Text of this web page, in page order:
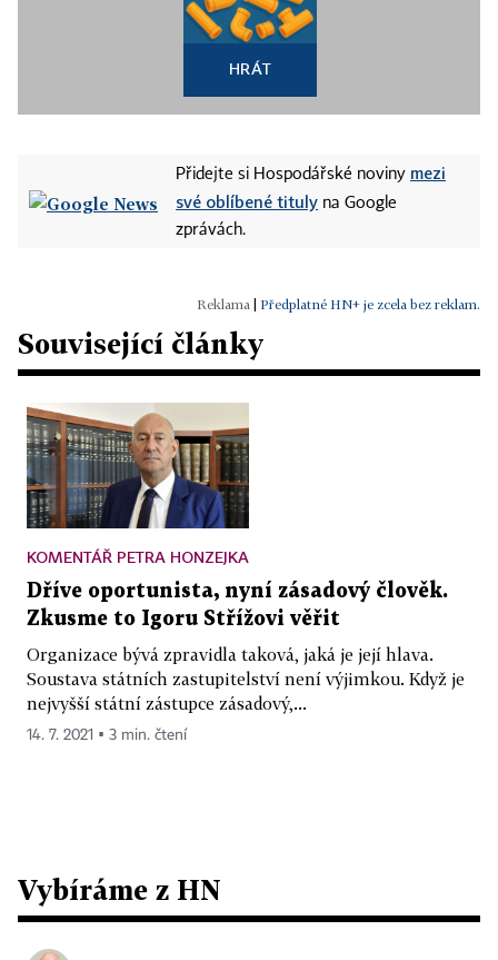
HRÁT
Přidejte si Hospodářské noviny mezi
své oblíbené tituly na Google
zprávách.
Předplatné HN+ je zcela bez reklam.
Související články
KOMENTÁŘ PETRA HONZEJKA
Dříve oportunista, nyní zásadový člověk.
Zkusme to Igoru Střížovi věřit
Organizace bývá zpravidla taková, jaká je její hlava.
Soustava státních zastupitelství není výjimkou. Když je
nejvyšší státní zástupce zásadový,...
14. 7. 2021 ▪ 3 min. čtení
Vybíráme z HN